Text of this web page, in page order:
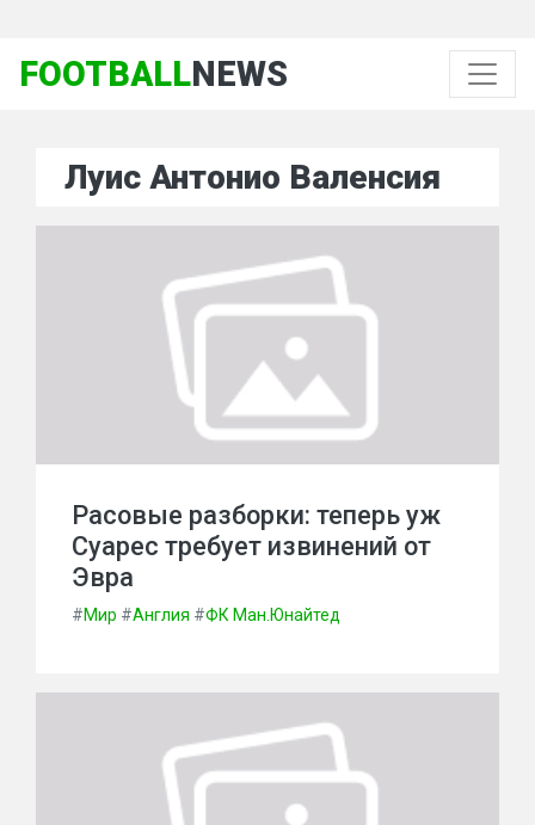
FOOTBALLNEWS
Луис Антонио Валенсия
Расовые разборки: теперь уж
Суарес требует извинений от
Эвра
#Мир #Англия #ФК Ман.Юнайтед